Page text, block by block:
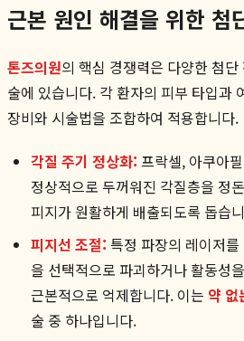
근본 원인 해결을 위한 첨
톤즈의원의 핵심 경쟁력은 다양한 첨
술에 있습니다. 각 환자의 피부 타입과
장비와 시술법을 조합하여 적용합니다.
각질 주기 정상화: 프락셀, 아쿠아
정상적으로 두꺼워진 각질층을 정
피지가 원활하게 배출되도록 돕습
피지선 조절: 특정 파장의 레이저
을 선택적으로 파괴하거나 활동성
근본적으로 억제합니다. 이는 약 없
술 중 하나입니다.